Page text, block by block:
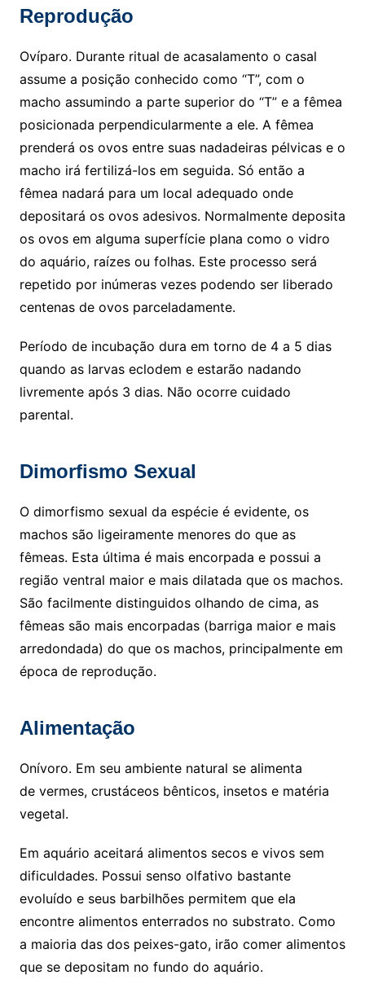
Reprodução
Ovíparo. Durante ritual de acasalamento o casal
assume a posição conhecido como “T”, com o
macho assumindo a parte superior do “T” e a fêmea
posicionada perpendicularmente a ele. A fêmea
prenderá os ovos entre suas nadadeiras pélvicas e o
macho irá fertilizá-los em seguida. Só então a
fêmea nadará para um local adequado onde
depositará os ovos adesivos. Normalmente deposita
os ovos em alguma superfície plana como o vidro
do aquário, raízes ou folhas. Este processo será
repetido por inúmeras vezes podendo ser liberado
centenas de ovos parceladamente.
Período de incubação dura em torno de 4 a 5 dias
quando as larvas eclodem e estarão nadando
livremente após 3 dias. Não ocorre cuidado
parental.
Dimorfismo Sexual
O dimorfismo sexual da espécie é evidente, os
machos são ligeiramente menores do que as
fêmeas. Esta última é mais encorpada e possui a
região ventral maior e mais dilatada que os machos.
São facilmente distinguidos olhando de cima, as
fêmeas são mais encorpadas (barriga maior e mais
arredondada) do que os machos, principalmente em
época de reprodução.
Alimentação
Onívoro. Em seu ambiente natural se alimenta
de vermes, crustáceos bênticos, insetos e matéria
vegetal.
Em aquário aceitará alimentos secos e vivos sem
dificuldades. Possui senso olfativo bastante
evoluído e seus barbilhões permitem que ela
encontre alimentos enterrados no substrato. Como
a maioria das dos peixes-gato, irão comer alimentos
que se depositam no fundo do aquário.